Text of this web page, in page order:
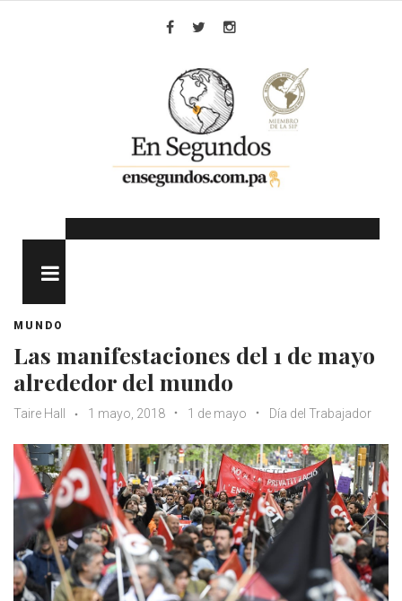
MUNDO
Las manifestaciones del 1 de mayo
alrededor del mundo
Taire Hall 1 mayo, 2018 1 de mayo Día del Trabajador